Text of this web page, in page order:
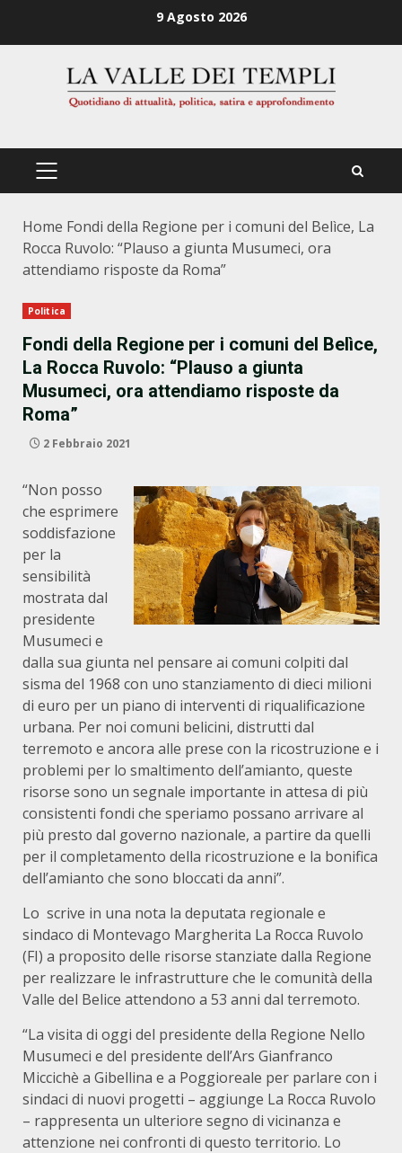
9 Agosto 2026
PRIMÄRES
Home Fondi della Regione per i comuni del Belìce, La
Rocca Ruvolo: “Plauso a giunta Musumeci, ora
attendiamo risposte da Roma”
Politica
Fondi della Regione per i comuni del Belìce,
La Rocca Ruvolo: “Plauso a giunta
Musumeci, ora attendiamo risposte da
Roma”
2 Febbraio 2021
“Non posso
che esprimere
soddisfazione
per la
sensibilità
mostrata dal
presidente
Musumeci e
dalla sua giunta nel pensare ai comuni colpiti dal
sisma del 1968 con uno stanziamento di dieci milioni
di euro per un piano di interventi di riqualificazione
urbana. Per noi comuni belicini, distrutti dal
terremoto e ancora alle prese con la ricostruzione e i
problemi per lo smaltimento dell’amianto, queste
risorse sono un segnale importante in attesa di più
consistenti fondi che speriamo possano arrivare al
più presto dal governo nazionale, a partire da quelli
per il completamento della ricostruzione e la bonifica
dell’amianto che sono bloccati da anni”.
Lo scrive in una nota la deputata regionale e
sindaco di Montevago Margherita La Rocca Ruvolo
(FI) a proposito delle risorse stanziate dalla Regione
per realizzare le infrastrutture che le comunità della
Valle del Belice attendono a 53 anni dal terremoto.
“La visita di oggi del presidente della Regione Nello
Musumeci e del presidente dell’Ars Gianfranco
Miccichè a Gibellina e a Poggioreale per parlare con i
sindaci di nuovi progetti – aggiunge La Rocca Ruvolo
– rappresenta un ulteriore segno di vicinanza e
attenzione nei confronti di questo territorio. Lo